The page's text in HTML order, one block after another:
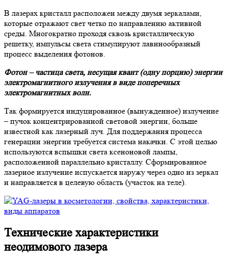
В лазерах кристалл расположен между двумя зеркалами,
которые отражают свет четко по направлению активной
среды. Многократно проходя сквозь кристаллическую
решетку, импульсы света стимулируют лавинообразный
процесс выделения фотонов.
Фотон – частица света, несущая квант (одну порцию) энергии
электромагнитного излучения в виде поперечных
электромагнитных волн.
Так формируется индуцированное (вынужденное) излучение
– пучок концентрированной световой энергии, больше
известной как лазерный луч. Для поддержания процесса
генерации энергии требуется система накачки. С этой целью
используются вспышки света ксеноновой лампы,
расположенной параллельно кристаллу. Сформированное
лазерное излучение испускается наружу через одно из зеркал
и направляется в целевую область (участок на теле).
Технические характеристики
неодимового лазера